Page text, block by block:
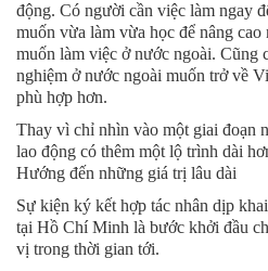
động. Có người cần việc làm ngay
muốn vừa làm vừa học để nâng
muốn làm việc ở nước ngoài. Cũng
nghiệm ở nước ngoài muốn trở về
phù hợp hơn.
Thay vì chỉ nhìn vào một giai đoạn
lao động có thêm một lộ trình dài
Hướng đến những giá trị lâu dài
Sự kiện ký kết hợp tác nhân dịp
tại Hồ Chí Minh là bước khởi đầu
vị trong thời gian tới.